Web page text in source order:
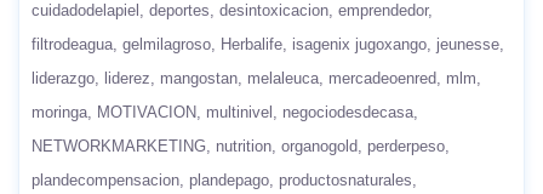
cuidadodelapiel
deportes desintoxicacion emprendedor
filtrodeagua gelmilagroso Herbalife isagenix jugoxango jeunesse
liderazgo
liderez mangostan melaleuca mercadeoenred
mlm
moringa
MOTIVACION multinivel
negociodesdecasa
NETWORKMARKETING
nutrition organogold
perderpeso
plandecompensacion plandepago productosnaturales